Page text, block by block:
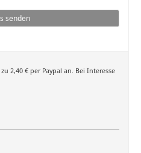
senden
2,40 € per Paypal an. Bei Interesse